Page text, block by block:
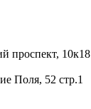
проспект, 10к18
Поля, 52 стр.1